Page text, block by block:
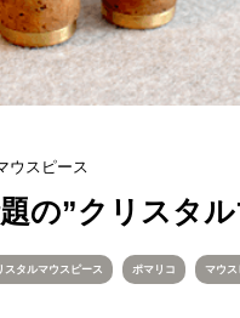
ウスピース
の”クリスタ
スタルマウスピース ポマリコ マウス